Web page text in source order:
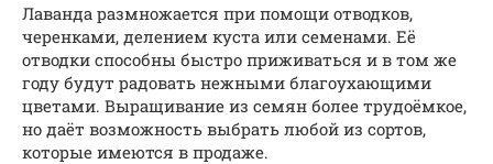
Лаванда размножается при помощи отводков,
черенками, делением куста или семенами. Её
отводки способны быстро приживаться и в том же
году будут радовать нежными благоухающими
цветами. Выращивание из семян более трудоёмкое,
но даёт возможность выбрать любой из сортов,
которые имеются в продаже.